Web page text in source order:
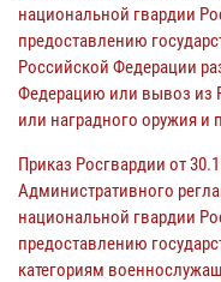
национальной гвардии
предоставлению
Российской Федерации
Федерацию или вывоз из
или наградного оружия и
Приказ Росгвардии от
Административного
национальной гвардии
предоставлению
категориям